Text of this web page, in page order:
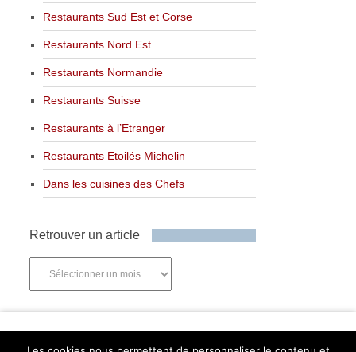
Restaurants Sud Est et Corse
Restaurants Nord Est
Restaurants Normandie
Restaurants Suisse
Restaurants à l’Etranger
Restaurants Etoilés Michelin
Dans les cuisines des Chefs
Retrouver un article